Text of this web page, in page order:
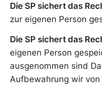
Die SP sichert das
zur eigenen Person
Die SP sichert das
eigenen Person
ausgenommen sind
Aufbewahrung wir